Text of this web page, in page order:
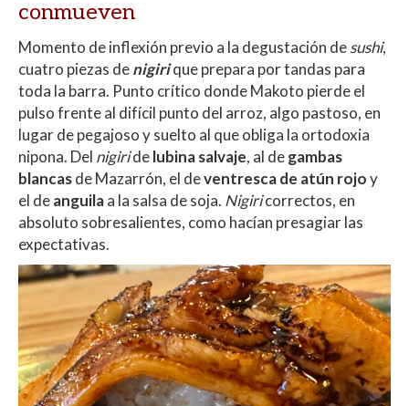
conmueven
Momento de inflexión previo a la degustación desushi,
cuatro piezas denigirique prepara por tandas para
toda la barra. Punto crítico donde Makoto pierde el
pulso frente al difícil punto del arroz, algo pastoso, en
lugar de pegajoso y suelto al que obliga la ortodoxia
nipona. Del nigiridelubina salvaje, al degambas
blancasde Mazarrón, el deventresca de atún rojoy
el deanguilaa la salsa de soja. Nigiricorrectos, en
absoluto sobresalientes, como hacían presagiar las
expectativas.